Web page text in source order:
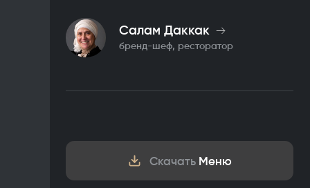
Салам Даккак
бренд-шеф, ресторатор
Скачать Меню